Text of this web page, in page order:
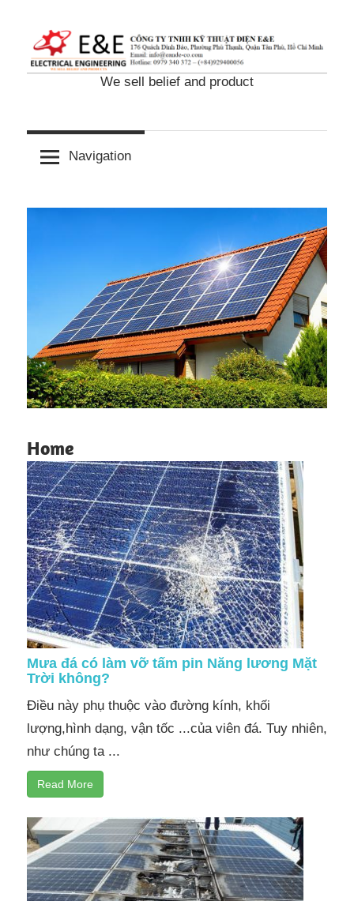
content
We sell belief and product
Navigation
Home
Mưa đá có làm vỡ tấm pin Năng lương Mặt
Trời không?
Điều này phụ thuộc vào đường kính, khối
lượng,hình dạng, vận tốc ...của viên đá. Tuy nhiên,
như chúng ta ...
Read More